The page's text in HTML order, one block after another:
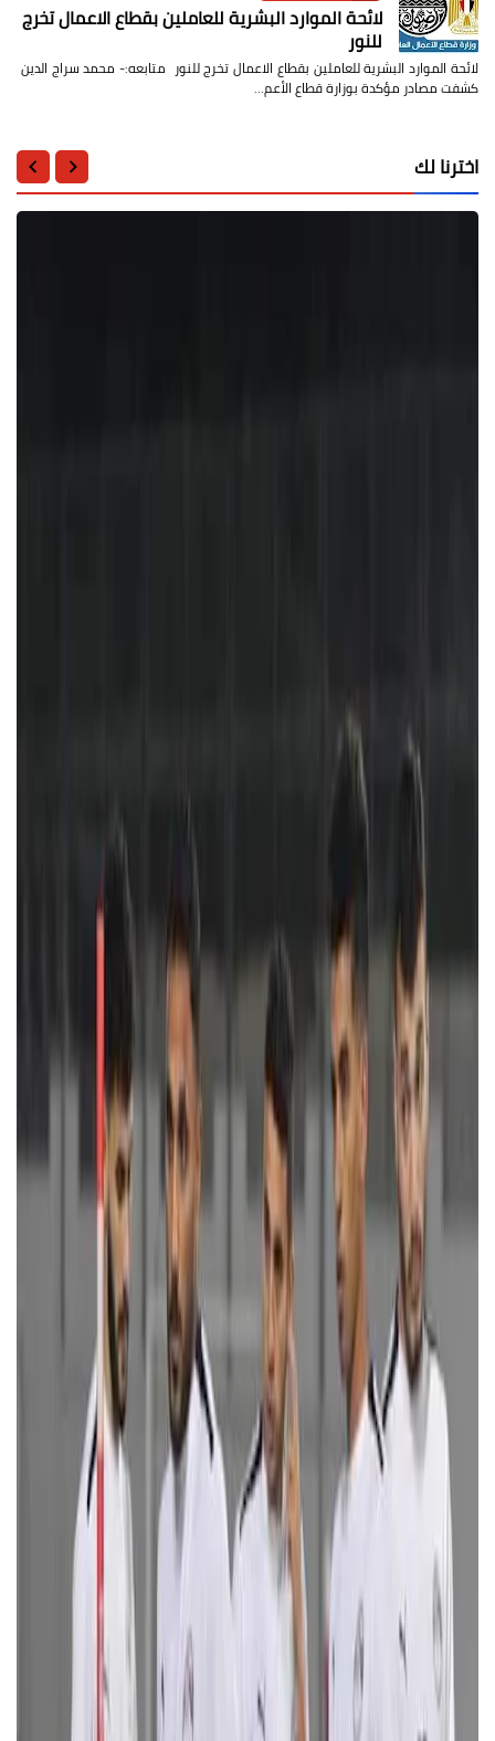
لائحة الموارد البشرية للعاملين بقطاع الاعمال تخرج
للنور
لائحة الموارد البشرية للعاملين بقطاع الاعمال تخرج للنور متابعه:- محمد سراج الدين
كشفت مصادر مؤكدة بوزارة قطاع الأعم…
اخترنا لك